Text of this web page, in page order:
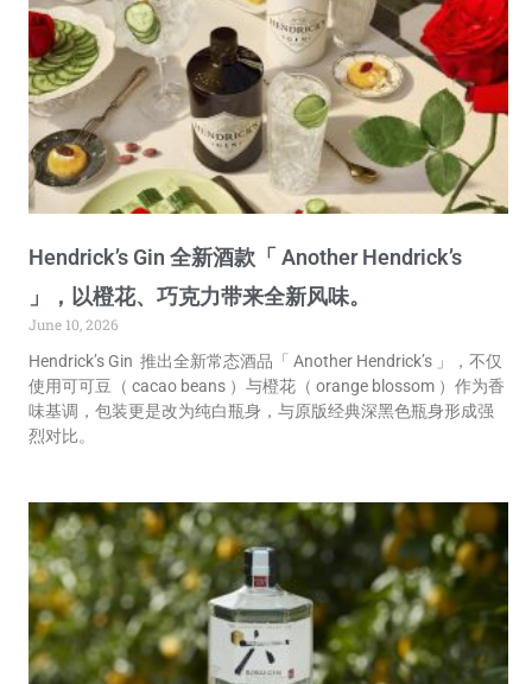
Hendrick’s Gin 全新酒款「 Another Hendrick’s
」，以橙花、巧克力带来全新风味。
June 10, 2026
Hendrick’s Gin 推出全新常态酒品「 Another Hendrick’s 」，不仅
使用可可豆（ cacao beans ）与橙花（ orange blossom ）作为香
味基调，包装更是改为纯白瓶身，与原版经典深黑色瓶身形成强
烈对比。